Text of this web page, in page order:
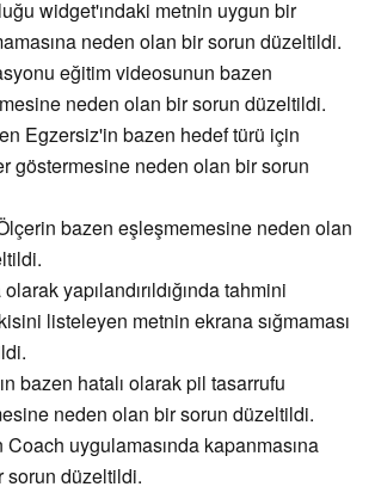
widget'ındaki metnin uygun bir
neden olan bir sorun düzeltildi.
eğitim videosunun bazen
neden olan bir sorun düzeltildi.
Egzersiz'in bazen hedef türü için
göstermesine neden olan bir sorun
bazen eşleşmemesine neden olan
yapılandırıldığında tahmini
listeleyen metnin ekrana sığmaması
bazen hatalı olarak pil tasarrufu
neden olan bir sorun düzeltildi.
uygulamasında kapanmasına
sorun düzeltildi.